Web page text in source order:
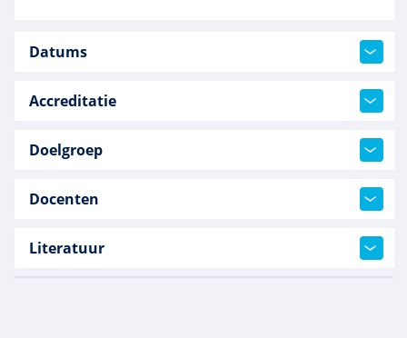
Datums
Accreditatie
Doelgroep
Docenten
Literatuur